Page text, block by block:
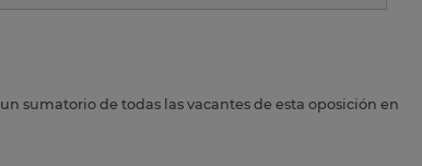
sumatorio de todas las vacantes de esta oposición en